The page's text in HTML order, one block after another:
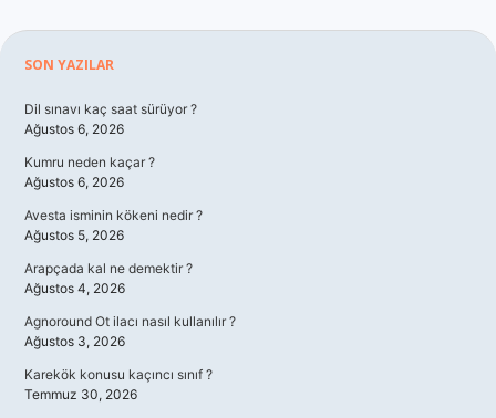
Sidebar
SON YAZILAR
Dil sınavı kaç saat sürüyor ?
Ağustos 6, 2026
Kumru neden kaçar ?
Ağustos 6, 2026
Avesta isminin kökeni nedir ?
Ağustos 5, 2026
Arapçada kal ne demektir ?
Ağustos 4, 2026
Agnoround Ot ilacı nasıl kullanılır ?
Ağustos 3, 2026
Karekök konusu kaçıncı sınıf ?
Temmuz 30, 2026